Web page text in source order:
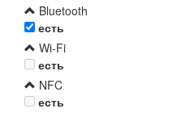
Bluetooth
есть
Wi-Fi
есть
NFC
есть